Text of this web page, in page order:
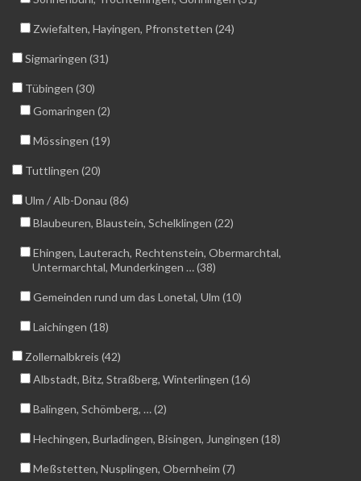
Zwiefalten, Hayingen, Pfronstetten (24)
Sigmaringen (31)
Tübingen (30)
Gomaringen (2)
Mössingen (19)
Tuttlingen (20)
Ulm / Alb-Donau (86)
Blaubeuren, Blaustein, Schelklingen (22)
Ehingen, Lauterach, Rechtenstein, Obermarchtal,
Untermarchtal, Munderkingen … (38)
Gemeinden rund um das Lonetal, Ulm (10)
Laichingen (18)
Zollernalbkreis (42)
Albstadt, Bitz, Straßberg, Winterlingen (16)
Balingen, Schömberg, … (2)
Hechingen, Burladingen, Bisingen, Jungingen (18)
Meßstetten, Nusplingen, Obernheim (7)